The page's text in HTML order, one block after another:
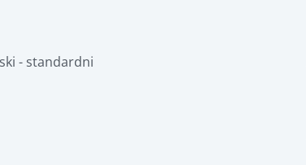
- standardni